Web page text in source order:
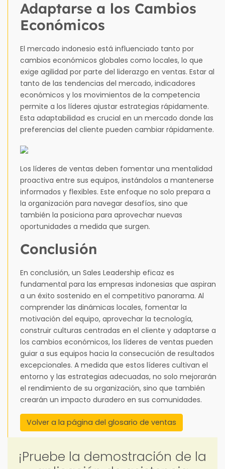
Adaptarse a los Cambios
Económicos
El mercado indonesio está influenciado tanto por
cambios económicos globales como locales, lo que
exige agilidad por parte del liderazgo en ventas. Estar al
tanto de las tendencias del mercado, indicadores
económicos y los movimientos de la competencia
permite a los líderes ajustar estrategias rápidamente.
Esta adaptabilidad es crucial en un mercado donde las
preferencias del cliente pueden cambiar rápidamente.
Los líderes de ventas deben fomentar una mentalidad
proactiva entre sus equipos, instándolos a mantenerse
informados y flexibles. Este enfoque no solo prepara a
la organización para navegar desafíos, sino que
también la posiciona para aprovechar nuevas
oportunidades a medida que surgen.
Conclusión
En conclusión, un Sales Leadership eficaz es
fundamental para las empresas indonesias que aspiran
a un éxito sostenido en el competitivo panorama. Al
comprender las dinámicas locales, fomentar la
motivación del equipo, aprovechar la tecnología,
construir culturas centradas en el cliente y adaptarse a
los cambios económicos, los líderes de ventas pueden
guiar a sus equipos hacia la consecución de resultados
excepcionales. A medida que estos líderes cultivan el
entorno y las estrategias adecuadas, no solo mejorarán
el rendimiento de su organización, sino que también
crearán un impacto duradero en sus comunidades.
Volver a la página del glosario de ventas